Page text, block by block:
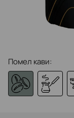
Помел кави: